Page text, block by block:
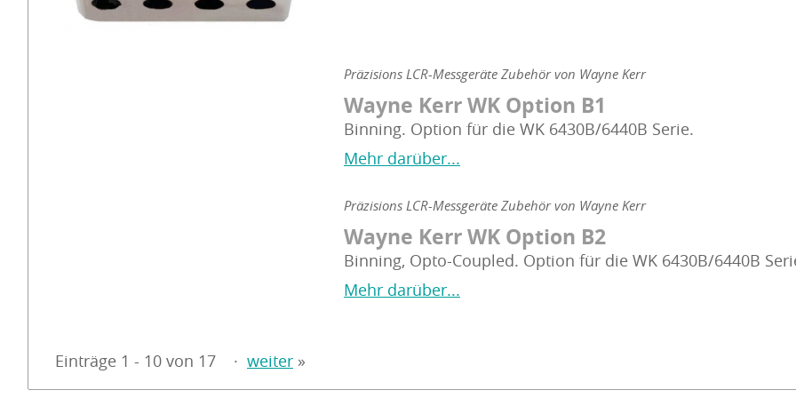
Präzisions LCR-Messgeräte Zubehör von Wayne Kerr
Wayne Kerr WK Option B1
Binning. Option für die WK 6430B/6440B Serie.
Mehr darüber...
Präzisions LCR-Messgeräte Zubehör von Wayne Kerr
Wayne Kerr WK Option B2
Binning, Opto-Coupled. Option für die WK 6430B/6440B
Mehr darüber...
Einträge 1 - 10 von 17 · weiter »